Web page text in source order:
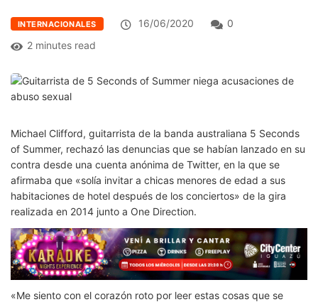
INTERNACIONALES 16/06/2020
0
2 minutes read
Michael Clifford, guitarrista de la banda australiana 5 Seconds
of Summer, rechazó las denuncias que se habían lanzado en su
contra desde una cuenta anónima de Twitter, en la que se
afirmaba que «solía invitar a chicas menores de edad a sus
habitaciones de hotel después de los conciertos» de la gira
realizada en 2014 junto a One Direction.
«Me siento con el corazón roto por leer estas cosas que se